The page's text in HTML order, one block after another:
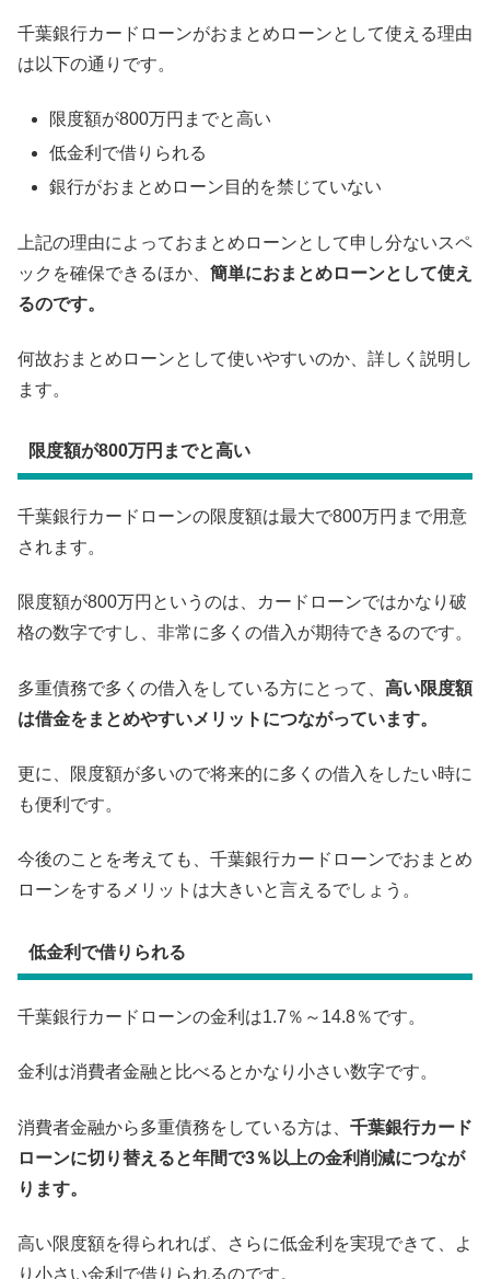
千葉銀行カードローンがおまとめローンとして使える理由
は以下の通りです。
限度額が800万円までと高い
低金利で借りられる
銀行がおまとめローン目的を禁じていない
上記の理由によっておまとめローンとして申し分ないスペ
ックを確保できるほか、 簡単におまとめローンとして使え
るのです。
何故おまとめローンとして使いやすいのか、詳しく説明し
ます。
限度額が800万円までと高い
千葉銀行カードローンの限度額は最大で800万円まで用意
されます。
限度額が800万円というのは、カードローンではかなり破
格の数字ですし、非常に多くの借入が期待できるのです。
多重債務で多くの借入をしている方にとって、 高い限度額
は借金をまとめやすいメリットにつながっています。
更に、限度額が多いので将来的に多くの借入をしたい時に
も便利です。
今後のことを考えても、千葉銀行カードローンでおまとめ
ローンをするメリットは大きいと言えるでしょう。
低金利で借りられる
千葉銀行カードローンの金利は1.7％～14.8％です。
金利は消費者金融と比べるとかなり小さい数字です。
消費者金融から多重債務をしている方は、 千葉銀行カード
ローンに切り替えると年間で3％以上の金利削減につなが
ります。
高い限度額を得られれば、さらに低金利を実現できて、よ
り小さい金利で借りられるのです。